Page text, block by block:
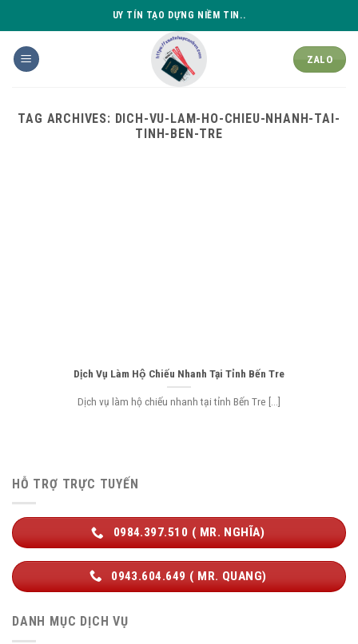
to
content
UY TÍN TẠO DỰNG NIỀM TIN..
ZALO
TAG ARCHIVES: DICH-VU-LAM-HO-CHIEU-NHANH-TAI-
TINH-BEN-TRE
Dịch Vụ Làm Hộ Chiếu Nhanh Tại Tỉnh Bến Tre
Dịch vụ làm hộ chiếu nhanh tại tỉnh Bến Tre [...]
HỖ TRỢ TRỰC TUYẾN
0984.397.510 ( MR. NGHĨA)
0943.604.649 ( MR. QUANG)
DANH MỤC DỊCH VỤ